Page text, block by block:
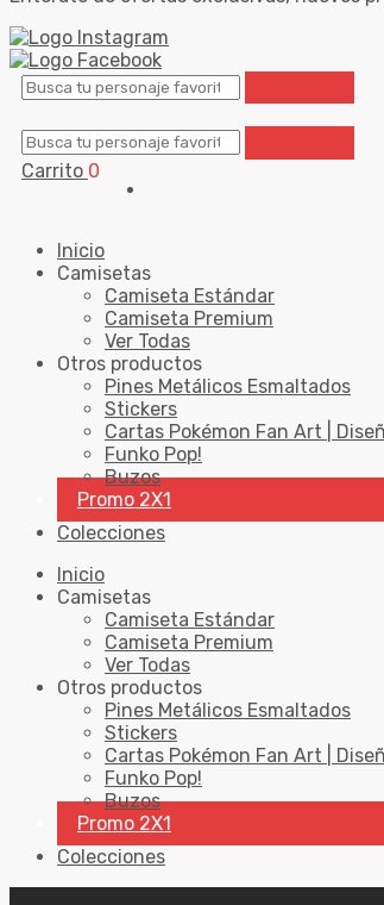
Carrito 0
Inicio
Camisetas
Camiseta Estándar
Camiseta Premium
Ver Todas
Otros productos
Pines Metálicos Esmaltados
Stickers
Cartas Pokémon Fan Art |
Funko Pop!
Buzos
Promo 2X1
Colecciones
Inicio
Camisetas
Camiseta Estándar
Camiseta Premium
Ver Todas
Otros productos
Pines Metálicos Esmaltados
Stickers
Cartas Pokémon Fan Art |
Funko Pop!
Buzos
Promo 2X1
Colecciones